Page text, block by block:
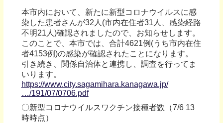
本市内において、新たに新型コロナウイルスに感
染した患者さんが32人(市内在住者31人、感染経路
不明21人)確認されましたので、お知らせします。
このことで、本市では、合計4621例(うち市内在住
者4153例)の感染が確認されたことになります。
引き続き、関係自治体と連携し、調査を行ってま
いります。
https://www.city.sagamihara.kanagawa.jp/
…/191/07/0706.pdf
〇新型コロナウイルスワクチン接種者数（7/6 13
時時点）